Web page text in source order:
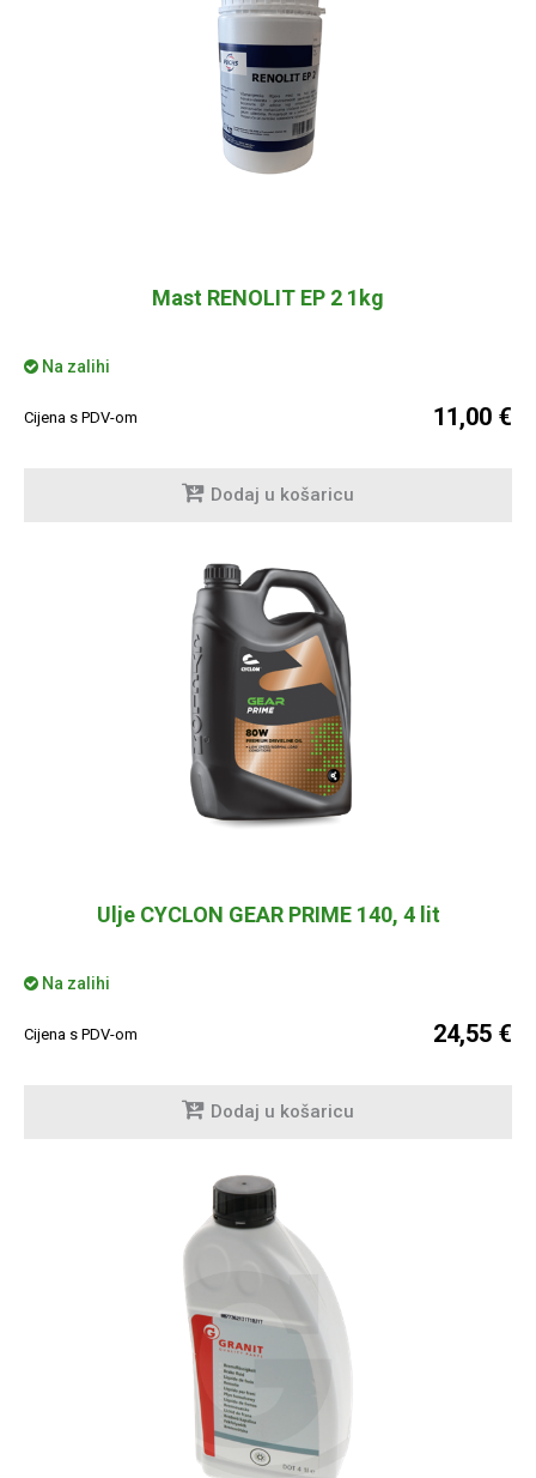
Mast RENOLIT EP 2 1kg
Na zalihi
Cijena s PDV-om 11,00 €
Dodaj u košaricu
Ulje CYCLON GEAR PRIME 140, 4 lit
Na zalihi
Cijena s PDV-om 24,55 €
Dodaj u košaricu